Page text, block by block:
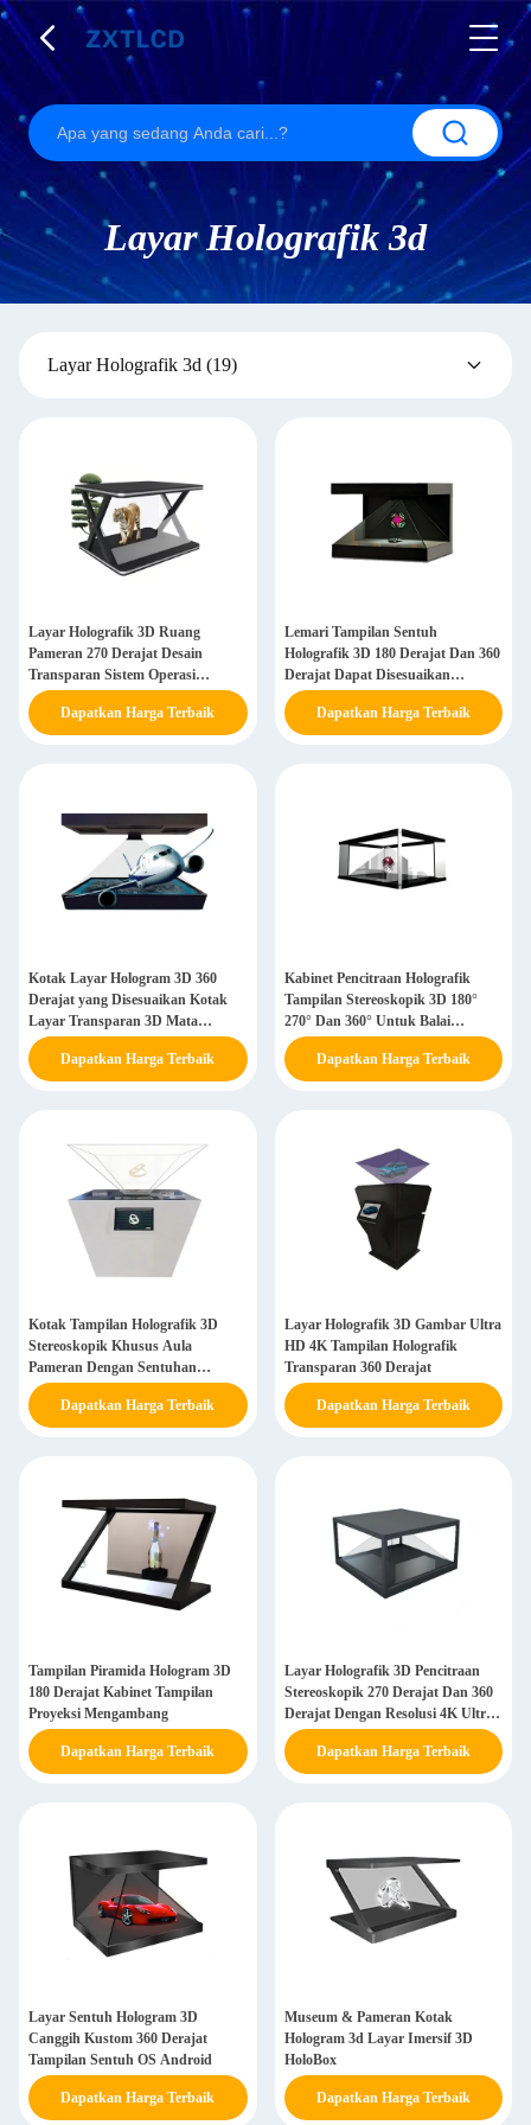
Layar Holografik 3d
Layar Holografik 3d (19)
Layar Holografik 3D Ruang
Pameran 270 Derajat Desain
Transparan Sistem Operasi
Android
Dapatkan Harga Terbaik
Lemari Tampilan Sentuh
Holografik 3D 180 Derajat Dan 360
Derajat Dapat Disesuaikan
Transparan
Dapatkan Harga Terbaik
Kotak Layar Hologram 3D 360
Derajat yang Disesuaikan Kotak
Layar Transparan 3D Mata
Telanjang
Dapatkan Harga Terbaik
Kabinet Pencitraan Holografik
Tampilan Stereoskopik 3D 180°
270° Dan 360° Untuk Balai
Pameran Perusahaan
Dapatkan Harga Terbaik
Kotak Tampilan Holografik 3D
Stereoskopik Khusus Aula
Pameran Dengan Sentuhan
Interaktif
Dapatkan Harga Terbaik
Layar Holografik 3D Gambar Ultra
HD 4K Tampilan Holografik
Transparan 360 Derajat
Dapatkan Harga Terbaik
Tampilan Piramida Hologram 3D
180 Derajat Kabinet Tampilan
Proyeksi Mengambang
Dapatkan Harga Terbaik
Layar Holografik 3D Pencitraan
Stereoskopik 270 Derajat Dan 360
Derajat Dengan Resolusi 4K Ultra
HD
Dapatkan Harga Terbaik
Layar Sentuh Hologram 3D
Canggih Kustom 360 Derajat
Tampilan Sentuh OS Android
Dapatkan Harga Terbaik
Museum & Pameran Kotak
Hologram 3d Layar Imersif 3D
HoloBox
Dapatkan Harga Terbaik